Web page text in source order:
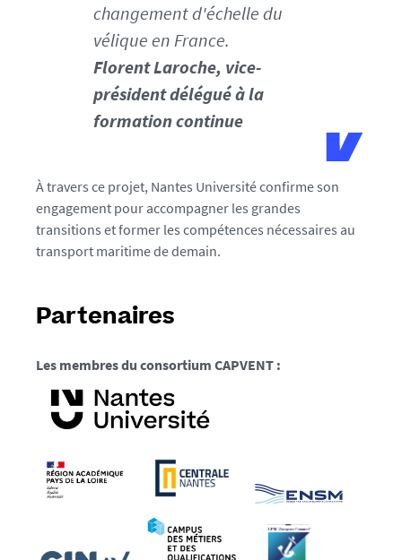
changement d'échelle du
vélique en France.
Florent Laroche, vice-
président délégué à la
formation continue
À travers ce projet, Nantes Université confirme son
engagement pour accompagner les grandes
transitions et former les compétences nécessaires au
transport maritime de demain.
Partenaires
Les membres du consortium CAPVENT :